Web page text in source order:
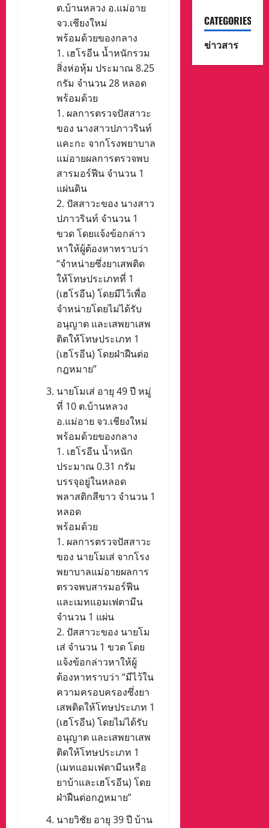
ต.บ้านหลวง อ.แม่อาย
จว.เชียงใหม่
พร้อมด้วยของกลาง​
​1. เฮโรอีน น้ำหนักรวม
สิ่งห่อหุ้ม ประมาณ 8.25
กรัม จำนวน 28 หลอด
พร้อมด้วย
​1. ผลการตรวจปัสสาวะ
ของ นางสาวปภาวรินท์
แคะกะ จากโรงพยาบาล
แม่อายผลการตรวจพบ
สารมอร์ฟีน จำนวน 1
แผ่นดิน
​2. ปัสสาวะของ นางสาว
ปภาวรินท์ จำนวน 1
ขวด โดยแจ้งข้อกล่าว
หาให้ผู้ต้องหาทราบว่า
“จำหน่ายซึ่งยาเสพติด
ให้โทษประเภทที่ 1
(เฮโรอีน) โดยมีไว้เพื่อ
จำหน่ายโดยไม่ได้รับ
อนุญาต และเสพยาเสพ
ติดให้โทษประเภท 1
(เฮโรอีน) โดยฝ่าฝืนต่อ
กฎหมาย”
นายโมเส่ อายุ 49 ปี หมู่
ที่ 10 ต.บ้านหลวง
อ.แม่อาย จว.เชียงใหม่
พร้อมด้วยของกลาง​
​1. เฮโรอีน น้ำหนัก
ประมาณ 0.31 กรัม
บรรจุอยู่ในหลอด
พลาสติกสีขาว จำนวน 1
หลอด
พร้อมด้วย
​1. ผลการตรวจปัสสาวะ
ของ นายโมเส่ จากโรง
พยาบาลแม่อายผลการ
ตรวจพบสารมอร์ฟีน
และเมทแอมเฟตามีน
จำนวน 1 แผ่น
​2. ปัสสาวะของ นายโม
เส่ จำนวน 1 ขวด โดย
แจ้งข้อกล่าวหาให้ผู้
ต้องหาทราบว่า “มีไว้ใน
ความครอบครองซึ่งยา
เสพติดให้โทษประเภท 1
(เฮโรอีน) โดยไม่ได้รับ
อนุญาต และเสพยาเสพ
ติดให้โทษประเภท 1
(เมทแอมเฟตามีนหรือ
ยาบ้าและเฮโรอีน) โดย
ฝ่าฝืนต่อกฎหมาย”
นายวิชัย อายุ 39 ปี บ้าน
CATEGORIES
ข่าวสาร